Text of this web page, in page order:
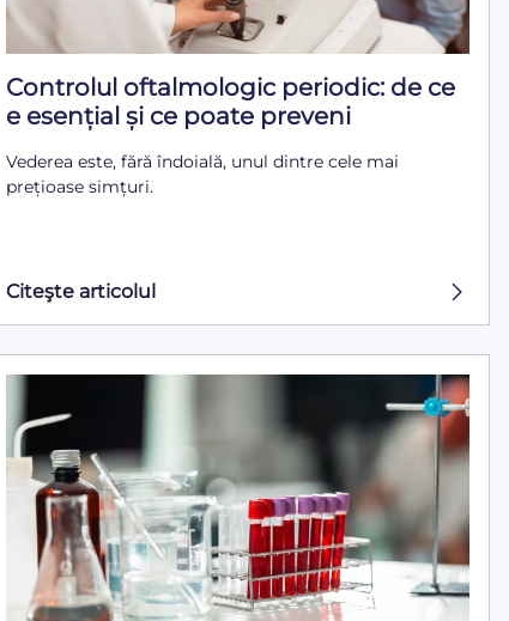
Controlul oftalmologic periodic: de ce
e esențial și ce poate preveni
Vederea este, fără îndoială, unul dintre cele mai
prețioase simțuri.
Citeşte articolul